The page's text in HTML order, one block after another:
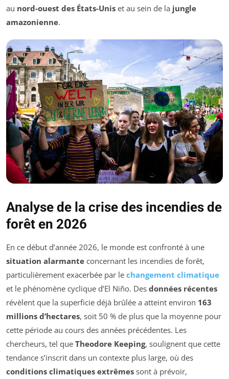
au nord-ouest des États-Unis et au sein de la jungle
amazonienne.
Analyse de la crise des incendies de
forêt en 2026
En ce début d’année 2026, le monde est confronté à une
situation alarmante concernant les incendies de forêt,
particulièrement exacerbée par le changement climatique
et le phénomène cyclique d’El Niño. Des données récentes
révèlent que la superficie déjà brûlée a atteint environ 163
millions d’hectares, soit 50 % de plus que la moyenne pour
cette période au cours des années précédentes. Les
chercheurs, tel que Theodore Keeping, soulignent que cette
tendance s’inscrit dans un contexte plus large, où des
conditions climatiques extrêmes sont à prévoir,